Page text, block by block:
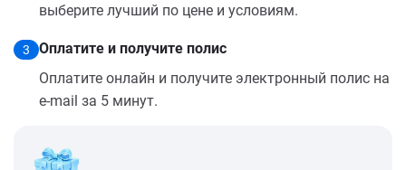
выберите лучший по цене и условиям.
3
Оплатите и получите полис
Оплатите онлайн и получите электронный полис на
e-mail за 5 минут.